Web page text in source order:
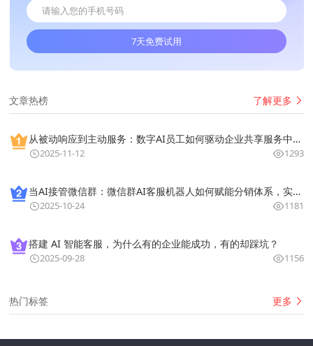
7天免费试用
文章热榜 了解更多
从被动响应到主动服务：数字AI员工如何驱动企业共享服务中心的战略级进化？
2025-11-12 1293
当AI接管微信群：微信群AI客服机器人如何赋能分销体系，实现服务效率的指数级增长
2025-10-24 1181
搭建 AI 智能客服，为什么有的企业能成功，有的却踩坑？
2025-09-28 1156
热门标签 更多